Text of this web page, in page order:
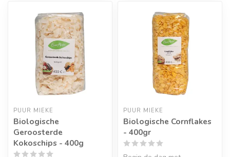
PUUR MIEKE
Biologische
Geroosterde
Kokoschips - 400g
PUUR MIEKE
Biologische Cornflakes
- 400gr